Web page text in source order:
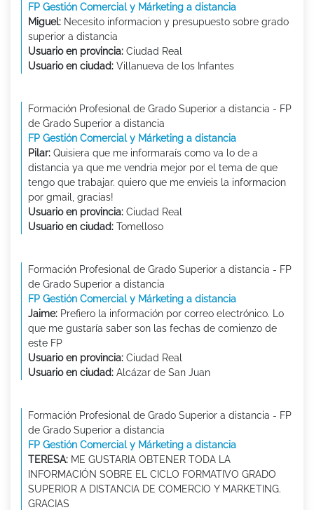
FP Gestión Comercial y Márketing a distancia
Miguel: Necesito informacion y presupuesto sobre grado
superior a distancia
Usuario en provincia: Ciudad Real
Usuario en ciudad: Villanueva de los Infantes
Formación Profesional de Grado Superior a distancia - FP
de Grado Superior a distancia
FP Gestión Comercial y Márketing a distancia
Pilar: Quisiera que me informaraís como va lo de a
distancia ya que me vendria mejor por el tema de que
tengo que trabajar. quiero que me envieis la informacion
por gmail, gracias!
Usuario en provincia: Ciudad Real
Usuario en ciudad: Tomelloso
Formación Profesional de Grado Superior a distancia - FP
de Grado Superior a distancia
FP Gestión Comercial y Márketing a distancia
Jaime: Prefiero la información por correo electrónico. Lo
que me gustaría saber son las fechas de comienzo de
este FP
Usuario en provincia: Ciudad Real
Usuario en ciudad: Alcázar de San Juan
Formación Profesional de Grado Superior a distancia - FP
de Grado Superior a distancia
FP Gestión Comercial y Márketing a distancia
TERESA: ME GUSTARIA OBTENER TODA LA
INFORMACIÓN SOBRE EL CICLO FORMATIVO GRADO
SUPERIOR A DISTANCIA DE COMERCIO Y MARKETING.
GRACIAS